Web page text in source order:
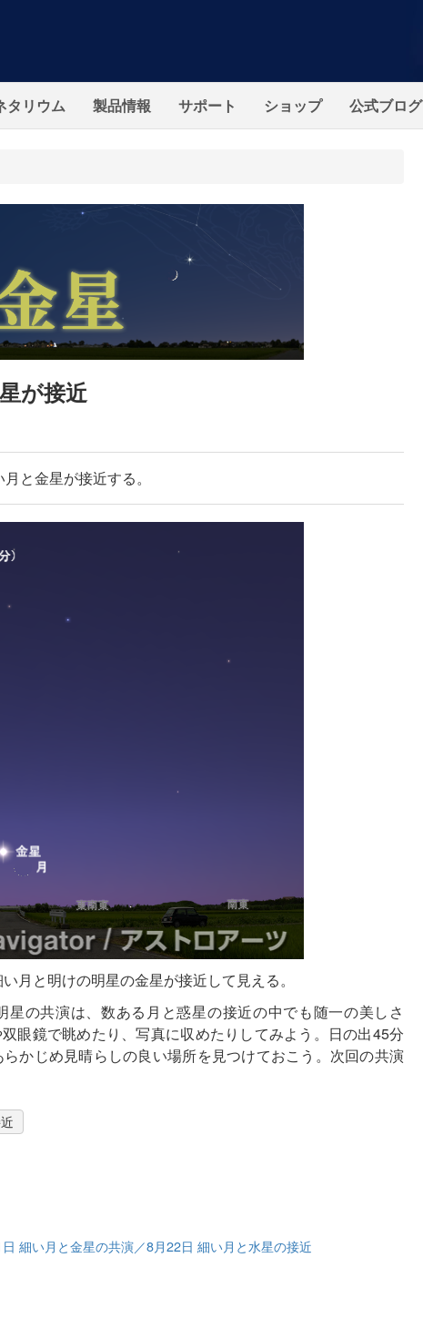
タリウム 製品情報 サポート ショップ 公式ブログ
が接近
と金星が接近する。
月と明けの明星の金星が接近して見える。
の共演は、数ある月と惑星の接近の中でも随一の美しさ
眼鏡で眺めたり、写真に収めたりしてみよう。日の出45分
かじめ見晴らしの良い場所を見つけておこう。次回の共演
細い月と金星の共演／8月22日 細い月と水星の接近